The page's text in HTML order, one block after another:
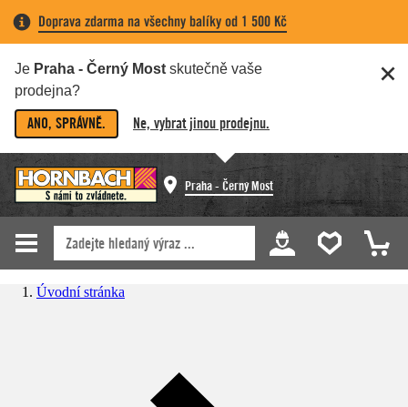
Doprava zdarma na všechny balíky od 1 500 Kč
Je Praha - Černý Most skutečně vaše
prodejna?
ANO, SPRÁVNĚ. Ne, vybrat jinou prodejnu.
Praha - Černý Most
Úvodní stránka